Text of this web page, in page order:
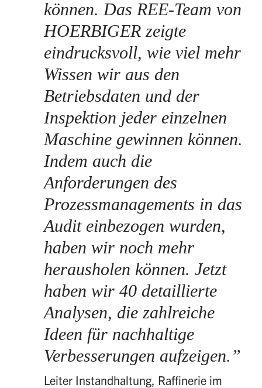
können. Das REE-Team von
HOERBIGER zeigte
eindrucksvoll, wie viel mehr
Wissen wir aus den
Betriebsdaten und der
Inspektion jeder einzelnen
Maschine gewinnen können.
Indem auch die
Anforderungen des
Prozessmanagements in das
Audit einbezogen wurden,
haben wir noch mehr
herausholen können. Jetzt
haben wir 40 detaillierte
Analysen, die zahlreiche
Ideen für nachhaltige
Verbesserungen aufzeigen.
Leiter Instandhaltung, Raffinerie im